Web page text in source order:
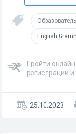
English
Пройти
регистрации
25.10.2023